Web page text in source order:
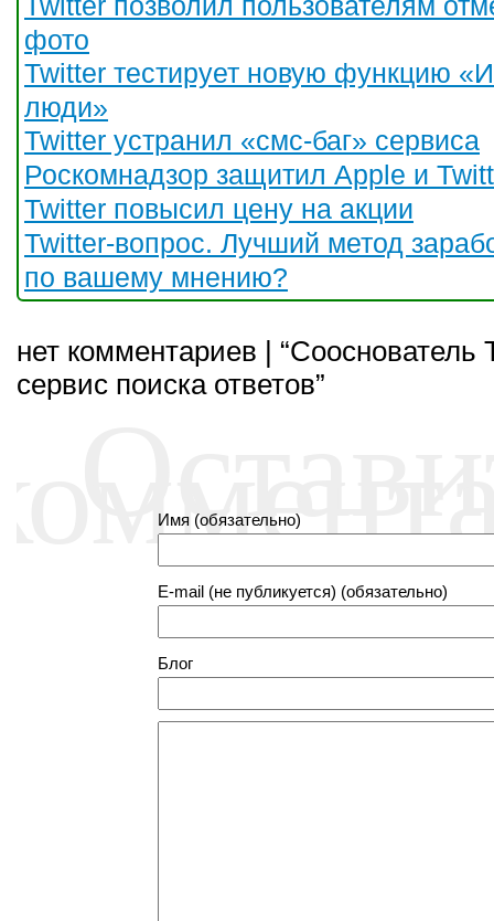
фото
Twitter тестирует новую функцию
люди»
Twitter устранил «смс-баг» сервиса
Роскомнадзор защитил Apple и
Twitter повысил цену на акции
Twitter-вопрос. Лучший метод
по вашему мнению?
нет комментариев | “Сооснователь
сервис поиска ответов”
Имя (обязательно)
E-mail (не публикуется) (обязательно)
Блог